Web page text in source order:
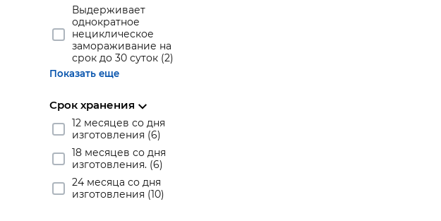
Выдерживает
однократное
нециклическое
замораживание на
срок до 30 суток (2)
Показать еще
Срок хранения
12 месяцев со дня
изготовления (6)
18 месяцев со дня
изготовления. (6)
24 месяца со дня
изготовления (10)